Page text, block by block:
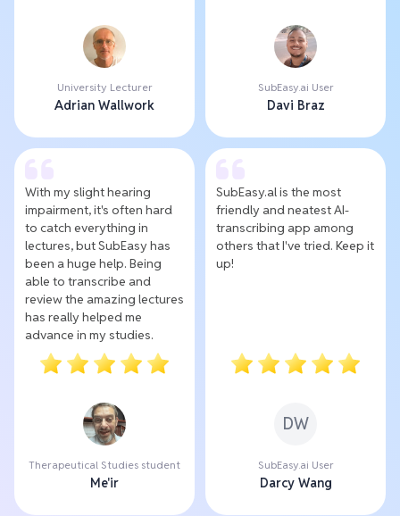
University Lecturer
Adrian Wallwork
SubEasy.ai User
Davi Braz
With my slight hearing
impairment, it's often hard
to catch everything in
lectures, but SubEasy has
been a huge help. Being
able to transcribe and
review the amazing lectures
has really helped me
advance in my studies.
Therapeutical Studies student
Me'ir
SubEasy.al is the most
friendly and neatest AI-
transcribing app among
others that I've tried. Keep it
up!
DW
SubEasy.ai User
Darcy Wang